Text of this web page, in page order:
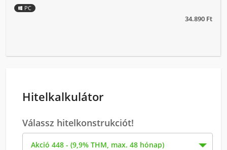
34.890 Ft
PC
Hitelkalkulátor
Válassz hitelkonstrukciót!